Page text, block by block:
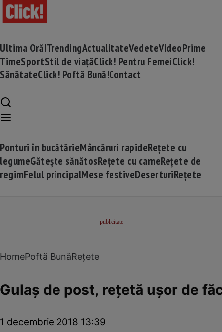
Ultima Oră!TrendingActualitateVedeteVideoPrime
TimeSportStil de viațăClick! Pentru FemeiClick!
SănătateClick! Poftă Bună!Contact
Ponturi în bucătărieMâncăruri rapideRețete cu
legumeGătește sănătosRețete cu carneRețete de
regimFelul principalMese festiveDeserturiRețete
HomePoftă BunăRețete
Gulaş de post, reţetă uşor de
1 decembrie 2018 13:39